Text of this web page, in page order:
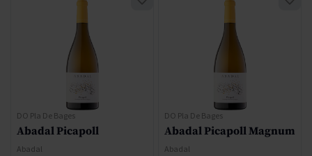
DO Pla De Bages
Abadal Picapoll
Abadal
DO Pla De Bages
Abadal Picapoll Magnum
Abadal